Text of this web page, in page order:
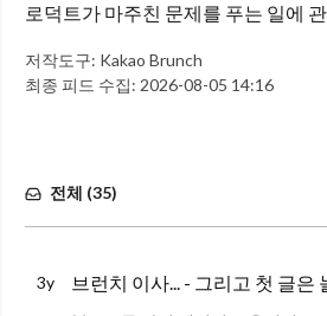
로덕트가 마주친 문제를 푸는 일에
저작도구: Kakao Brunch
최종 피드 수집: 2026-08-05 14:16
전체 (35)
3y 브런치 이사... - 그리고 첫 글은